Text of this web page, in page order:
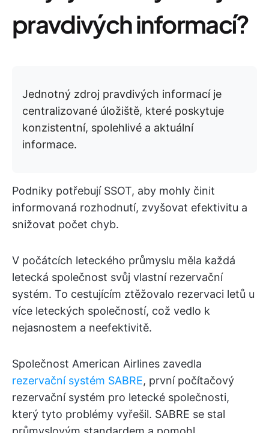
pravdivých informací?
Jednotný zdroj pravdivých informací je
centralizované úložiště, které poskytuje
konzistentní, spolehlivé a aktuální
informace.
Podniky potřebují SSOT, aby mohly činit
informovaná rozhodnutí, zvyšovat efektivitu a
snižovat počet chyb.
V počátcích leteckého průmyslu měla každá
letecká společnost svůj vlastní rezervační
systém. To cestujícím ztěžovalo rezervaci letů u
více leteckých společností, což vedlo k
nejasnostem a neefektivitě.
Společnost American Airlines zavedla
rezervační systém SABRE, první počítačový
rezervační systém pro letecké společnosti,
který tyto problémy vyřešil. SABRE se stal